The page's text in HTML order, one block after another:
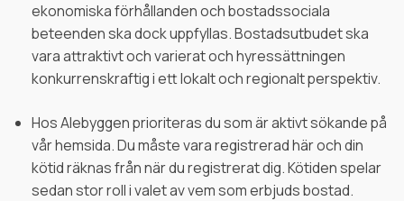
ekonomiska förhållanden och bostadssociala
beteenden ska dock uppfyllas. Bostadsutbudet ska
vara attraktivt och varierat och hyressättningen
konkurrenskraftig i ett lokalt och regionalt perspektiv.
Hos Alebyggen prioriteras du som är aktivt sökande på
vår hemsida. Du måste vara registrerad här och din
kötid räknas från när du registrerat dig. Kötiden spelar
sedan stor roll i valet av vem som erbjuds bostad.